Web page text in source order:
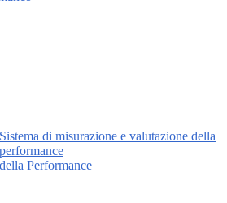
Sistema di misurazione e valutazione della
performance
Performance